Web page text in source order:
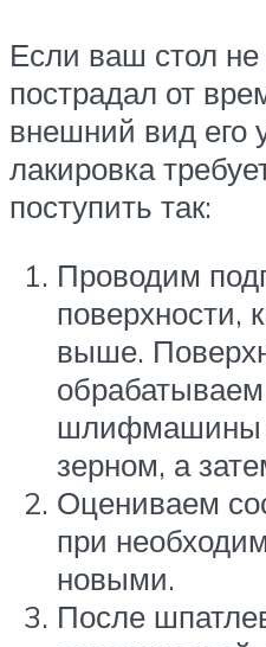
Если ваш стол
пострадал от
внешний вид его
лакировка
поступить так:
Проводим
поверхности,
выше.
шлифмашины
зерном, а
Оцениваем
при
новыми.
После